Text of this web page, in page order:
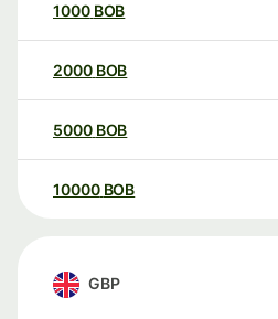
1000 BOB
2000 BOB
5000 BOB
10000 BOB
GBP